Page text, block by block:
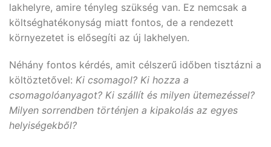
lakhelyre, amire tényleg szükség van. Ez nemcsak a
költséghatékonyság miatt fontos, de a rendezett
környezetet is elősegíti az új lakhelyen.
Néhány fontos kérdés, amit célszerű időben tisztázni a
költöztetővel: Ki csomagol? Ki hozza a
csomagolóanyagot? Ki szállít és milyen ütemezéssel?
Milyen sorrendben történjen a kipakolás az egyes
helyiségekből?